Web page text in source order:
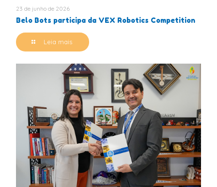
23 de junho de 2026
Belo Bots participa da VEX Robotics Competition
Leia mais